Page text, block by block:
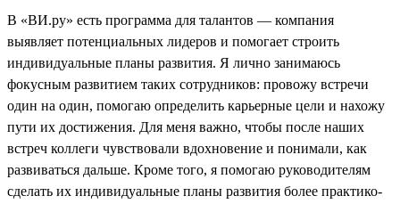
В «ВИ.ру» есть программа для талантов — компания
выявляет потенциальных лидеров и помогает строить
индивидуальные планы развития. Я лично занимаюсь
фокусным развитием таких сотрудников: провожу встречи
один на один, помогаю определить карьерные цели и нахожу
пути их достижения. Для меня важно, чтобы после наших
встреч коллеги чувствовали вдохновение и понимали, как
развиваться дальше. Кроме того, я помогаю руководителям
сделать их индивидуальные планы развития более практико-